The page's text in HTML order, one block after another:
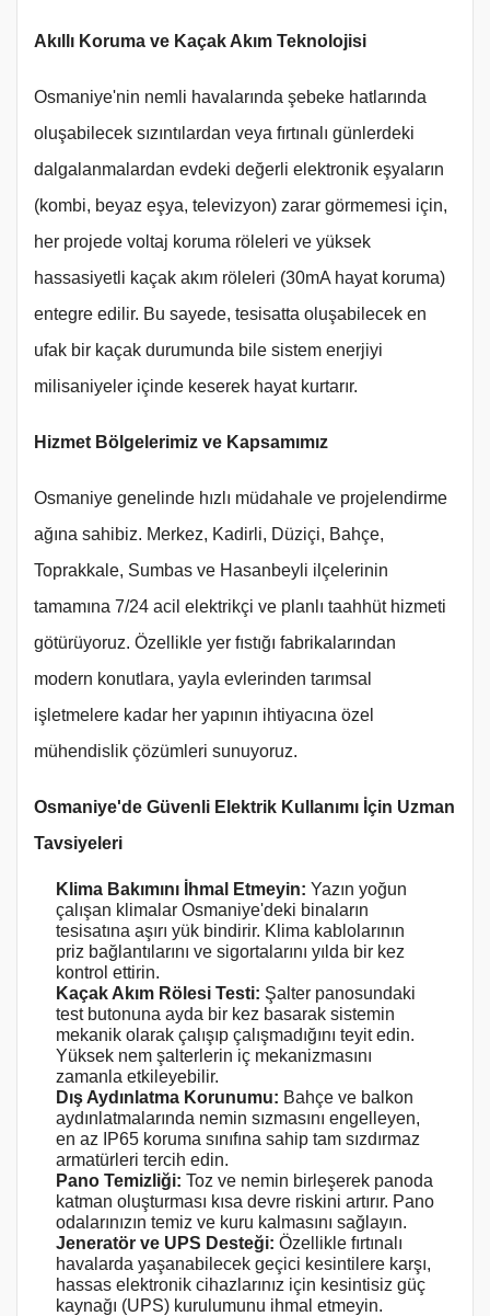
Akıllı Koruma ve Kaçak Akım Teknolojisi
Osmaniye'nin nemli havalarında şebeke hatlarında
oluşabilecek sızıntılardan veya fırtınalı günlerdeki
dalgalanmalardan evdeki değerli elektronik eşyaların
(kombi, beyaz eşya, televizyon) zarar görmemesi için,
her projede voltaj koruma röleleri ve yüksek
hassasiyetli kaçak akım röleleri (30mA hayat koruma)
entegre edilir. Bu sayede, tesisatta oluşabilecek en
ufak bir kaçak durumunda bile sistem enerjiyi
milisaniyeler içinde keserek hayat kurtarır.
Hizmet Bölgelerimiz ve Kapsamımız
Osmaniye genelinde hızlı müdahale ve projelendirme
ağına sahibiz. Merkez, Kadirli, Düziçi, Bahçe,
Toprakkale, Sumbas ve Hasanbeyli ilçelerinin
tamamına 7/24 acil elektrikçi ve planlı taahhüt hizmeti
götürüyoruz. Özellikle yer fıstığı fabrikalarından
modern konutlara, yayla evlerinden tarımsal
işletmelere kadar her yapının ihtiyacına özel
mühendislik çözümleri sunuyoruz.
Osmaniye'de Güvenli Elektrik Kullanımı İçin Uzman
Tavsiyeleri
Klima Bakımını İhmal Etmeyin: Yazın yoğun
çalışan klimalar Osmaniye'deki binaların
tesisatına aşırı yük bindirir. Klima kablolarının
priz bağlantılarını ve sigortalarını yılda bir kez
kontrol ettirin.
Kaçak Akım Rölesi Testi: Şalter panosundaki
test butonuna ayda bir kez basarak sistemin
mekanik olarak çalışıp çalışmadığını teyit edin.
Yüksek nem şalterlerin iç mekanizmasını
zamanla etkileyebilir.
Dış Aydınlatma Korunumu: Bahçe ve balkon
aydınlatmalarında nemin sızmasını engelleyen,
en az IP65 koruma sınıfına sahip tam sızdırmaz
armatürleri tercih edin.
Pano Temizliği: Toz ve nemin birleşerek panoda
katman oluşturması kısa devre riskini artırır. Pano
odalarınızın temiz ve kuru kalmasını sağlayın.
Jeneratör ve UPS Desteği: Özellikle fırtınalı
havalarda yaşanabilecek geçici kesintilere karşı,
hassas elektronik cihazlarınız için kesintisiz güç
kaynağı (UPS) kurulumunu ihmal etmeyin.